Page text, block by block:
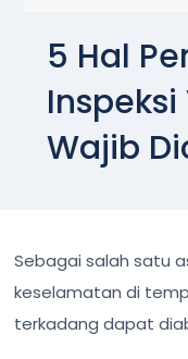
5 Hal
Wajib
Sebagai salah satu
keselamatan di
terkadang dapat